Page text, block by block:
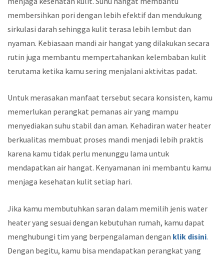
membersihkan pori dengan lebih efektif dan mendukung
sirkulasi darah sehingga kulit terasa lebih lembut dan
nyaman. Kebiasaan mandi air hangat yang dilakukan secara
rutin juga membantu mempertahankan kelembaban kulit
terutama ketika kamu sering menjalani aktivitas padat.
Untuk merasakan manfaat tersebut secara konsisten, kamu
memerlukan perangkat pemanas air yang mampu
menyediakan suhu stabil dan aman. Kehadiran water heater
berkualitas membuat proses mandi menjadi lebih praktis
karena kamu tidak perlu menunggu lama untuk
mendapatkan air hangat. Kenyamanan ini membantu kamu
menjaga kesehatan kulit setiap hari.
Jika kamu membutuhkan saran dalam memilih jenis water
heater yang sesuai dengan kebutuhan rumah, kamu dapat
menghubungi tim yang berpengalaman dengan klik disini.
Dengan begitu, kamu bisa mendapatkan perangkat yang